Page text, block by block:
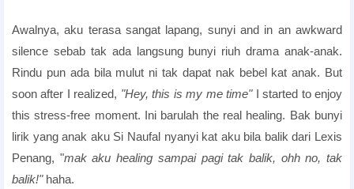
Awalnya, aku terasa sangat lapang, sunyi and in an awkward
silence sebab tak ada langsung bunyi riuh drama anak-anak.
Rindu pun ada bila mulut ni tak dapat nak bebel kat anak. But
soon after I realized, "Hey, this is my me time"I started to enjoy
this stress-free moment. Ini barulah the real healing. Bak bunyi
lirik yang anak aku Si Naufal nyanyi kat aku bila balik dari Lexis
Penang, "mak aku healing sampai pagi tak balik, ohh no, tak
balik!"haha.